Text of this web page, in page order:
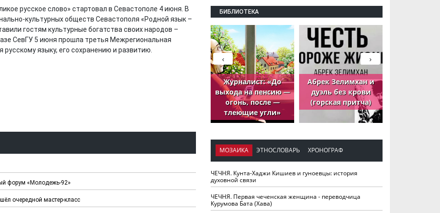
русское слово» стартовал в Севастополе 4 июня. В
культурных обществ Севастополя «Родной язык –
гостям культурные богатства своих народов –
СевГУ 5 июня прошла третья Межрегиональная
языку, его сохранению и развитию.
форум «Молодежь-92»
очередной мастер-класс
БИБЛИОТЕКА
Журналист: «До
выхода на пенсию —
огонь, после —
тлеющие угли»
Абрек Зелимхан и
дуэль без крови
(горская притча)
›
‹
МОЗАИКА ЭТНОСЛОВАРЬ ХРОНОГРАФ
ЧЕЧНЯ. Кунта-Хаджи Кишиев и гуноевцы: история
духовной связи
ЧЕЧНЯ. Первая чеченская женщина - переводчица
Курумова Бата (Хава)